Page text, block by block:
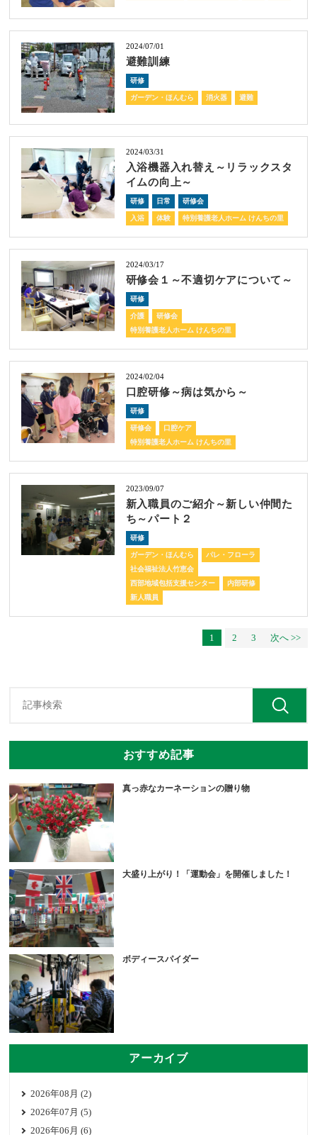
2024/07/01
避難訓練
研修
ガーデン・ほんむら 消火器 避難
2024/03/31
入浴機器入れ替え～リラックスタ
イムの向上～
研修 日常 研修会
入浴 体験 特別養護老人ホーム けんちの里
2024/03/17
研修会１～不適切ケアについて～
研修
介護
研修会
特別養護老人ホーム けんちの里
2024/02/04
口腔研修～病は気から～
研修
研修会
口腔ケア
特別養護老人ホーム けんちの里
2023/09/07
新入職員のご紹介～新しい仲間た
ち～パート２
研修
ガーデン・ほんむら
パレ・フローラ
社会福祉法人竹恵会
西部地域包括支援センター
内部研修
新人職員
1 2 3 次へ >>
おすすめ記事
真っ赤なカーネーションの贈り物
大盛り上がり！「運動会」を開催しました！
ボディースパイダー
アーカイブ
2026年08月 (2)
2026年07月 (5)
2026年06月 (6)